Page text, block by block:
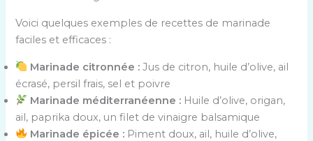
Voici quelques exemples de recettes de marinade
faciles et efficaces :
Marinade citronnée : Jus de citron, huile d’olive, ail
écrasé, persil frais, sel et poivre
Marinade méditerranéenne : Huile d’olive, origan,
ail, paprika doux, un filet de vinaigre balsamique
Marinade épicée : Piment doux, ail, huile d’olive,